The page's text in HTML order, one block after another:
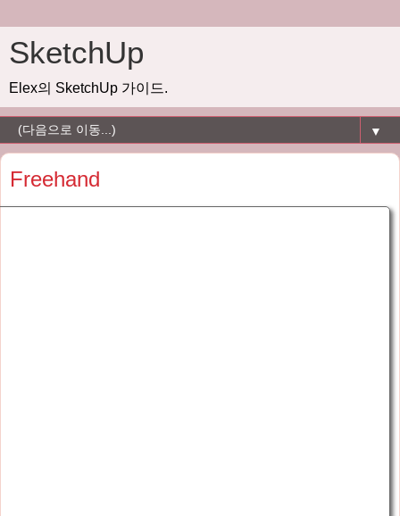
SketchUp
Elex의 SketchUp 가이드.
▼
Freehand